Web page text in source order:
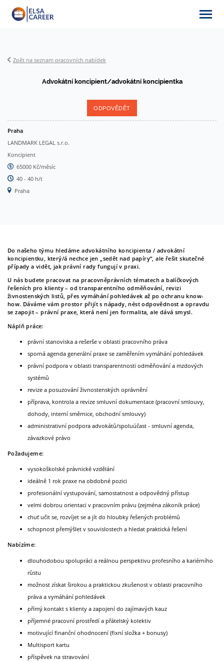
Nabídky práce
O ELSA Career
Newsletter
Kontakt
Zpět na seznam pracovních nabídek
Advokátní koncipient/advokátní koncipientka
ODPOVĚDĚT
Praha
LANDMARK LEGAL s.r.o.
Koncipient
65000 Kč/měsíc
40 - 40 h/t
Praha
Do našeho týmu hledáme advokátního koncipienta / advokátní
koncipientku, který/á nechce jen „sedět nad papíry“, ale řešit skutečné
případy a vidět, jak právní rady fungují v praxi.
U nás budete pracovat na pracovněprávních tématech a balíčkových
řešeních pro klienty – od transparentního odměňování, revizi
živnostenských listů, přes vymáhání pohledávek až po ochranu know-
how. Dáváme vám prostor přijít s nápady, nést odpovědnost a opravdu
se zapojit – právní praxe, která není jen formalita, ale dává smysl.
Náplň práce:
právní stanoviska a rešerše v oblasti pracovního práva
sporná agenda generální praxe se zaměřením vymáhání pohledávek
právní podpora v oblasti transparentnosti odměňování a mzdových
systémů
revize a posuzování živnostenských oprávnění
příprava, kontrola a revize smluvní dokumentace (pracovní smlouvy,
dohody, interní směrnice, obchodní smlouvy)
administrativní podpora advokátů/spoluúčast - smluvní agenda,
závazkové právo
Požadujeme:
vysokoškolské právnické vzdělání
ideálně 1 rok praxe na obdobné pozici
profesionální vystupování, samostatnost a odpovědný přístup
velmi dobrou orientaci v pracovním právu (zejména zákoník práce)
chuť učit se, rozvíjet se a jít do hloubky řešených problémů
schopnost přemýšlet v souvislostech a hledat praktická řešení
Nabízíme:
dlouhodobou spolupráci a reálnou perspektivu profesního a kariérního
růstu
možnost získat širokou a praktickou zkušenost v oblasti pracovního
práva a vymáhání pohledávek
přímý kontakt s klienty a zapojení do zajímavých kauz
příjemné pracovní prostředí a přátelský kolektiv
motivující finanční ohodnocení (fixní složka + bonusy)
Multisport kartu
příspěvek na stravování